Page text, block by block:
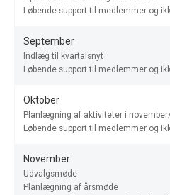
Løbende support til medlemmer og
September
Indlæg til kvartalsnyt
Løbende support til medlemmer og
Oktober
Planlægning af aktiviteter i
Løbende support til medlemmer og
November
Udvalgsmøde
Planlægning af årsmøde